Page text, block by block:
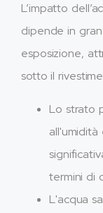
L’impatto
dipende in
esposizione,
sotto il
Lo strato
all'umidità
termini di
L'acqua